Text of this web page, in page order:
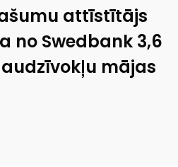
attīstītājs
no Swedbank 3,6
mājas